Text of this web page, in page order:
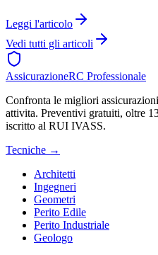
Leggi l'articolo
Vedi tutti gli articoli
AssicurazioneRC Professionale
Confronta le migliori
attivita. Preventivi gratuiti, oltre
iscritto al RUI IVASS.
Tecniche →
Architetti
Ingegneri
Geometri
Perito Edile
Perito Industriale
Geologo